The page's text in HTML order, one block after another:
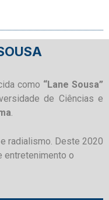
como “Lane Sousa”
de Ciências e
.
radialismo. Deste 2020
entretenimento o